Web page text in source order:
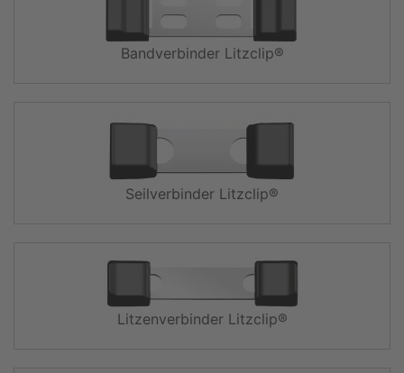
Bandverbinder Litzclip®
Seilverbinder Litzclip®
Litzenverbinder Litzclip®